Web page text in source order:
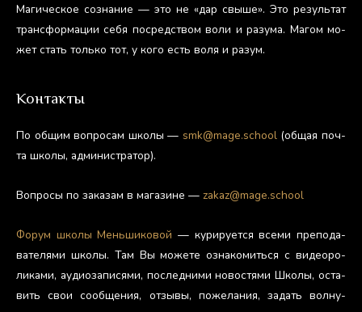
Ма­гичес­кое соз­на­ние — это не «дар свы­ше». Это ре­зуль­тат
тран­сфор­ма­ции се­бя пос­редс­твом во­ли и ра­зума. Ма­гом мо­
жет стать толь­ко тот, у ко­го есть во­ля и ра­зум.
Контакты
По об­щим воп­ро­сам шко­лы — smk@mage.school(об­щая поч­
та шко­лы, ад­ми­нис­тра­тор).
Воп­ро­сы по за­казам в ма­гази­не — zakaz@mage.school
Фо­рум шко­лы Мень­ши­ковой — ку­риру­ет­ся все­ми пре­пода­
вате­лями шко­лы. Там Вы мо­жете оз­на­комить­ся с ви­де­оро­
лика­ми, а­уди­оза­пися­ми, пос­ледни­ми но­вос­тя­ми Шко­лы, ос­та­
вить свои со­об­ще­ния, от­зы­вы, по­жела­ния, за­дать вол­ну­